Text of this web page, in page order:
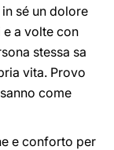
sé un dolore
a volte con
stessa sa
vita. Provo
come
e conforto per